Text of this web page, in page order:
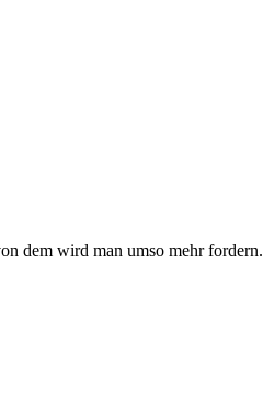
dem wird man umso mehr fordern.